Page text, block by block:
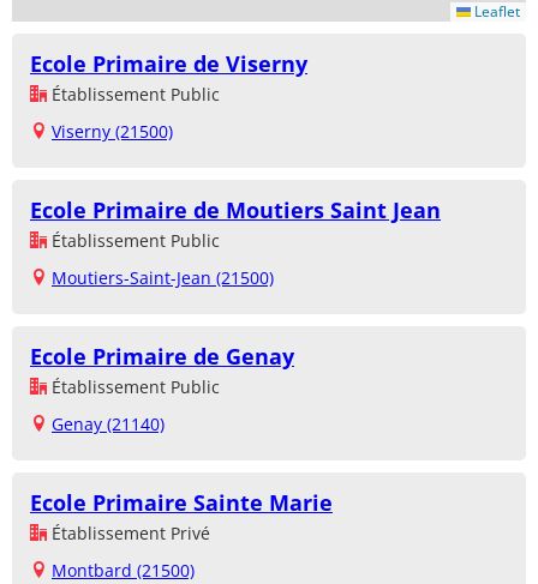
Leaflet
Ecole Primaire de Viserny
Établissement Public
Viserny (21500)
Ecole Primaire de Moutiers Saint Jean
Établissement Public
Moutiers-Saint-Jean (21500)
Ecole Primaire de Genay
Établissement Public
Genay (21140)
Ecole Primaire Sainte Marie
Établissement Privé
Montbard (21500)